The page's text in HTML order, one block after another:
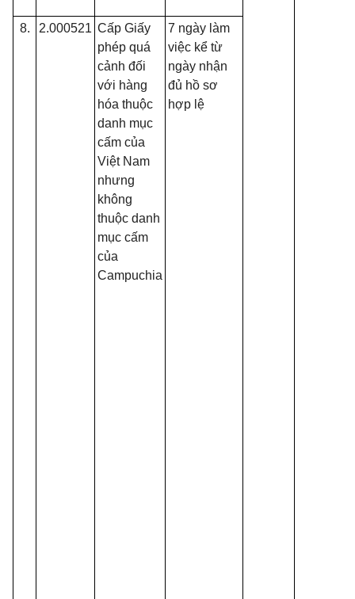
8. 2.000521 Cấp Giấy
phép quá
cảnh đối
với hàng
hóa thuộc
danh mục
cấm của
Việt Nam
nhưng
không
thuộc danh
mục cấm
của
Campuchia
7 ngày làm
việc kể từ
ngày nhận
đủ hồ sơ
hợp lệ